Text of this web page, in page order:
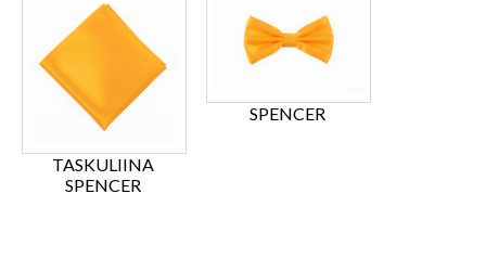
TASKULIINA
SPENCER
SPENCER